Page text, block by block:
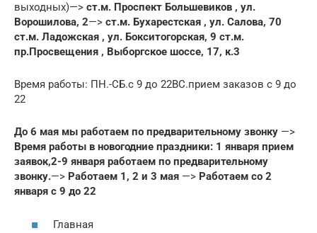
выходных)—> ст.м. Проспект Большевиков , ул.
Ворошилова, 2—> ст.м. Бухарестская , ул. Салова, 70
ст.м. Ладожская , ул. Бокситогорская, 9 ст.м.
пр.Просвещения , Выборгское шоссе, 17, к.3
Время работы: ПН.-СБ.с 9 до 22ВС.прием заказов с 9 до
22
До 6 мая мы работаем по предварительному звонку —>
Время работы в новогодние праздники: 1 января прием
заявок,2-9 января работаем по предварительному
звонку.—> Работаем 1, 2 и 3 мая —> Работаем со 2
января с 9 до 22
Главная